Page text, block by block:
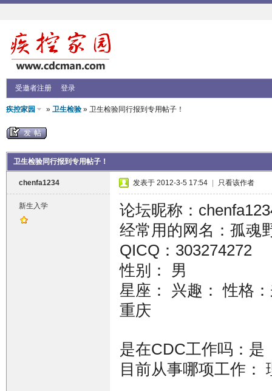
受邀者注册 登录
疾控家园 » 卫生检验» 卫生检验同行报到专用帖子！
发帖
卫生检验同行报到专用帖子！
chenfa1234
新生入学
发表于 2012-3-5 17:54 只看该作者
论坛昵称：
经常用的网名：孤魂
QICQ：303274272
性别： 男
星座： 兴趣： 性格
重庆
是在CDC工作吗：是
目前从事哪项工作：